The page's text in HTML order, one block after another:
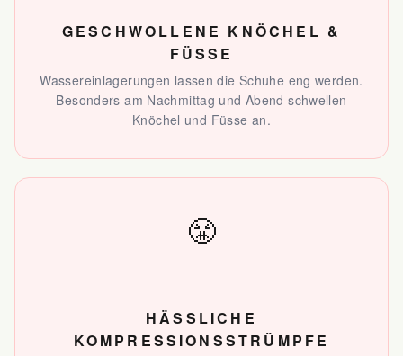
GESCHWOLLENE KNÖCHEL &
FÜSSE
Wassereinlagerungen lassen die Schuhe eng werden.
Besonders am Nachmittag und Abend schwellen
Knöchel und Füsse an.
😤
HÄSSLICHE
KOMPRESSIONSSTRÜMPFE